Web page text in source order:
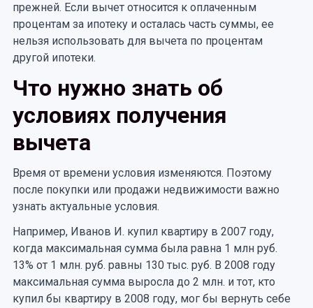
прежней. Если вычет относится к оплаченным
процентам за ипотеку и осталась часть суммы, ее
нельзя использовать для вычета по процентам
другой ипотеки.
Что нужно знать об
условиях получения
вычета
Время от времени условия изменяются. Поэтому
после покупки или продажи недвижимости важно
узнать актуальные условия.
Например, Иванов И. купил квартиру в 2007 году,
когда максимальная сумма была равна 1 млн руб.
13% от 1 млн. руб. равны 130 тыс. руб. В 2008 году
максимальная сумма выросла до 2 млн. и тот, кто
купил бы квартиру в 2008 году, мог бы вернуть себе